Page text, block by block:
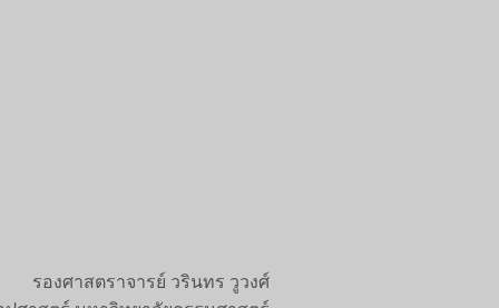
รองศาสตราจารย์ วรินทร วูวงศ์